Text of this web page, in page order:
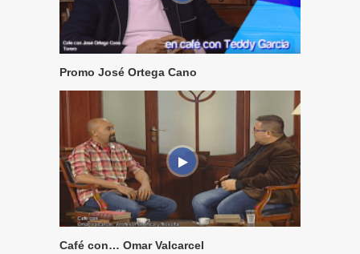
Promo José Ortega Cano
Café con… Omar Valcarcel